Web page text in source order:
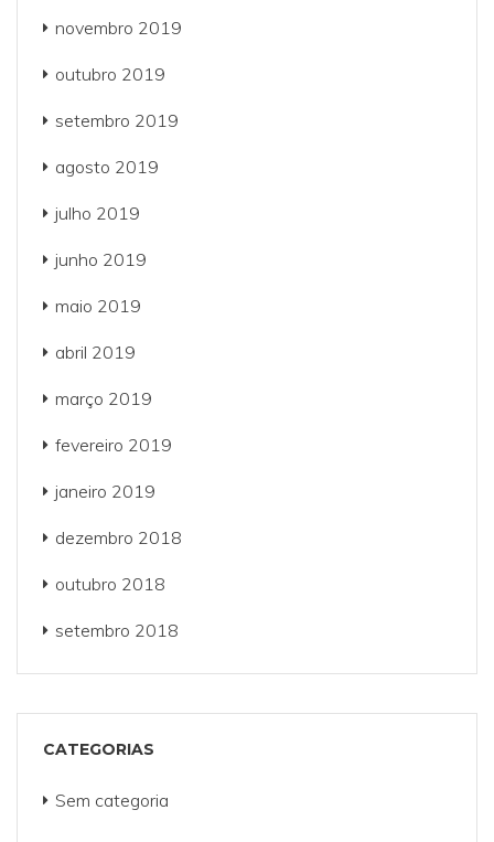
novembro 2019
outubro 2019
setembro 2019
agosto 2019
julho 2019
junho 2019
maio 2019
abril 2019
março 2019
fevereiro 2019
janeiro 2019
dezembro 2018
outubro 2018
setembro 2018
CATEGORIAS
Sem categoria